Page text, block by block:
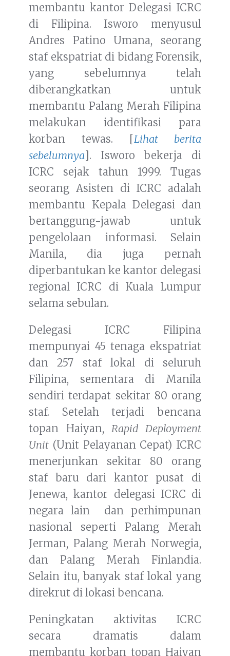
membantu kantor Delegasi ICRC
di Filipina. Isworo menyusul
Andres Patino Umana, seorang
staf ekspatriat di bidang Forensik,
yang sebelumnya telah
diberangkatkan untuk
membantu Palang Merah Filipina
melakukan identifikasi para
korban tewas. [Lihat berita
sebelumnya]. Isworo bekerja di
ICRC sejak tahun 1999. Tugas
seorang Asisten di ICRC adalah
membantu Kepala Delegasi dan
bertanggung-jawab untuk
pengelolaan informasi. Selain
Manila, dia juga pernah
diperbantukan ke kantor delegasi
regional ICRC di Kuala Lumpur
selama sebulan.
Delegasi ICRC Filipina
mempunyai 45 tenaga ekspatriat
dan 257 staf lokal di seluruh
Filipina, sementara di Manila
sendiri terdapat sekitar 80 orang
staf. Setelah terjadi bencana
topan Haiyan, Rapid Deployment
Unit (Unit Pelayanan Cepat) ICRC
menerjunkan sekitar 80 orang
staf baru dari kantor pusat di
Jenewa, kantor delegasi ICRC di
negara lain dan perhimpunan
nasional seperti Palang Merah
Jerman, Palang Merah Norwegia,
dan Palang Merah Finlandia.
Selain itu, banyak staf lokal yang
direkrut di lokasi bencana.
Peningkatan aktivitas ICRC
secara dramatis dalam
membantu korban topan Haiyan